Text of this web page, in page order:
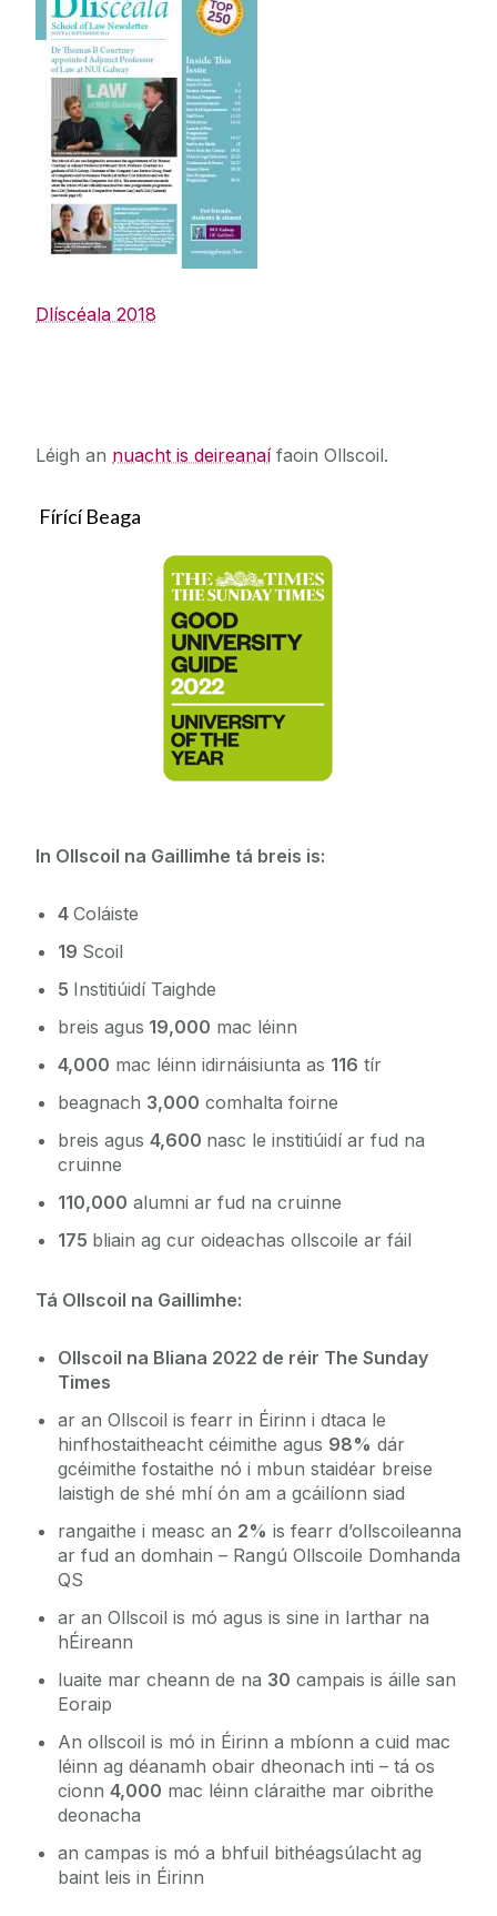
Dlíscéala 2018
Léigh an nuacht is deireanaífaoin Ollscoil.
Fírící Beaga
In Ollscoil na Gaillimhe tá breis is:
4 Coláiste
19 Scoil
5 Institiúidí Taighde
breis agus 19,000 mac léinn
4,000 mac léinn idirnáisiunta as 116 tír
beagnach 3,000 comhalta foirne
breis agus 4,600 nasc le institiúidí ar fud na
cruinne
110,000 alumni ar fud na cruinne
175 bliain ag cur oideachas ollscoile ar fáil
Tá Ollscoil na Gaillimhe:
Ollscoil na Bliana 2022 de réir The Sunday
Times
ar an Ollscoil is fearr in Éirinn i dtaca le
hinfhostaitheacht céimithe agus 98% dár
gcéimithe fostaithe nó i mbun staidéar breise
laistigh de shé mhí ón am a gcáilíonn siad
rangaithe i measc an 2% is fearr d’ollscoileanna
ar fud an domhain – Rangú Ollscoile Domhanda
QS
ar an Ollscoil is mó agus is sine in Iarthar na
hÉireann
luaite mar cheann de na 30 campais is áille san
Eoraip
An ollscoil is mó in Éirinn a mbíonn a cuid mac
léinn ag déanamh obair dheonach inti – tá os
cionn 4,000 mac léinn cláraithe mar oibrithe
deonacha
an campas is mó a bhfuil bithéagsúlacht ag
baint leis in Éirinn